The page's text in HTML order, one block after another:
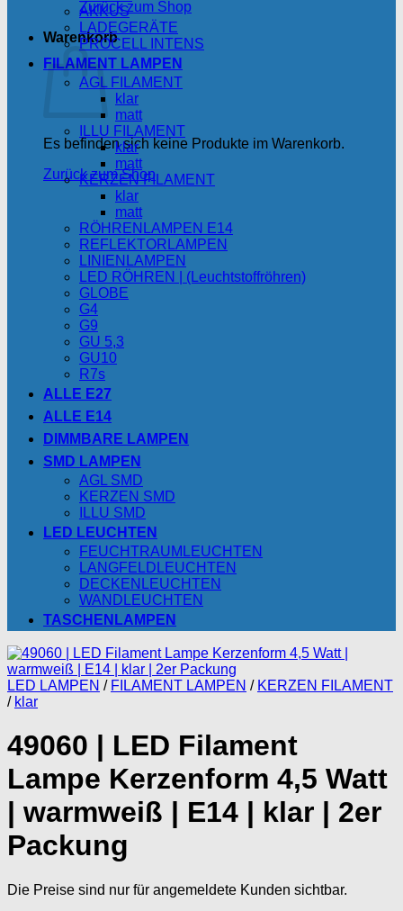
Zurück zum Shop
Warenkorb
Es befinden sich keine Produkte im Warenkorb.
Zurück zum Shop
AKKUS
LADEGERÄTE
PROCELL INTENS
FILAMENT LAMPEN
AGL FILAMENT
klar
matt
ILLU FILAMENT
klar
matt
KERZEN FILAMENT
klar
matt
RÖHRENLAMPEN E14
REFLEKTORLAMPEN
LINIENLAMPEN
LED RÖHREN | (Leuchtstoffröhren)
GLOBE
G4
G9
GU 5,3
GU10
R7s
ALLE E27
ALLE E14
DIMMBARE LAMPEN
SMD LAMPEN
AGL SMD
KERZEN SMD
ILLU SMD
LED LEUCHTEN
FEUCHTRAUMLEUCHTEN
LANGFELDLEUCHTEN
DECKENLEUCHTEN
WANDLEUCHTEN
TASCHENLAMPEN
LED LAMPEN / FILAMENT LAMPEN / KERZEN FILAMENT
/ klar
49060 | LED Filament
Lampe Kerzenform 4,5 Watt
| warmweiß | E14 | klar | 2er
Packung
Die Preise sind nur für angemeldete Kunden sichtbar.